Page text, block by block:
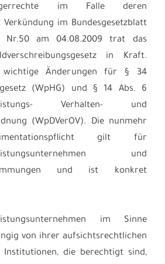
im Falle deren
im Bundesgesetzblatt
am 04.08.2009 trat das
in Kraft.
wichtige Änderungen für § 34
(WpHG) und § 14 Abs. 6
Verhalten- und
(WpDVerOV). Die nunmehr
gilt für
und
und ist konkret
im Sinne
von ihrer aufsichtsrechtlichen
Institutionen, die berechtigt sind,